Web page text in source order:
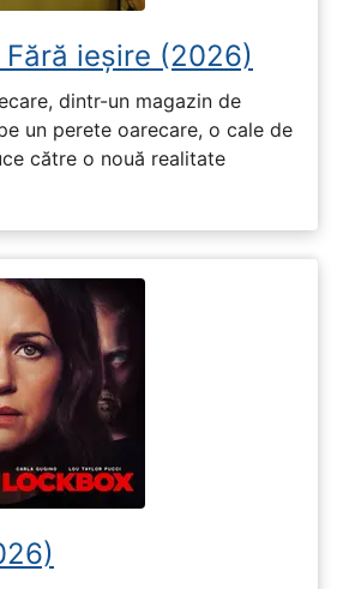
ieșire (2026)
dintr-un magazin de
un perete oarecare, o cale de
către o nouă realitate